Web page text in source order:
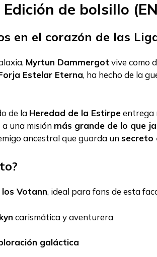
de bolsillo
en el corazón de las
Myrtun Dammergot vive como
Estelar Eterna, ha hecho de la
de la Heredad de la Estirpeentrega
una misión más grande de lo que
ancestral que guarda unsecreto
Votann, ideal para fans de esta
carismática y aventurera
galáctica